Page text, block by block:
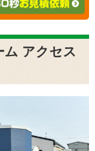
ム アクセス